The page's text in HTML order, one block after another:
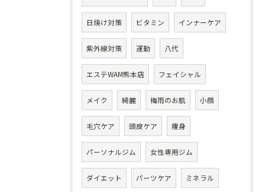
日焼け対策 ビタミン インナーケア
紫外線対策 運動 八代
エステWAM熊本店 フェイシャル
メイク 綺麗 梅雨のお肌 小顔
毛穴ケア 頭皮ケア 痩身
パーソナルジム 女性専用ジム
ダイエット パーツケア ミネラル